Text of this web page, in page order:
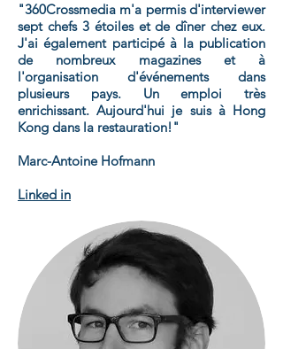
"360Crossmedia m'a permis d'interviewer
sept chefs 3 étoiles et de dîner chez eux.
J'ai également participé à la publication
de nombreux magazines et à
l'organisation d'événements dans
plusieurs pays. Un emploi très
enrichissant. Aujourd'hui je suis à Hong
Kong dans la restauration!"
Marc-Antoine Hofmann
Linked in